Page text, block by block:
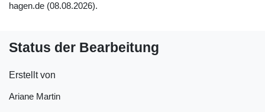
hagen.de (08.08.2026).
Status der Bearbeitung
Erstellt von
Ariane Martin